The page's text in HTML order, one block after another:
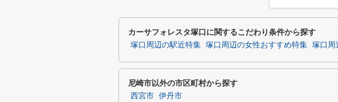
カーサフォレスタ塚口に関するこだわり条件から探す
塚口周辺の駅近特集 塚口周辺の女性おすすめ特集 塚口周
尼崎市以外の市区町村から探す
西宮市 伊丹市